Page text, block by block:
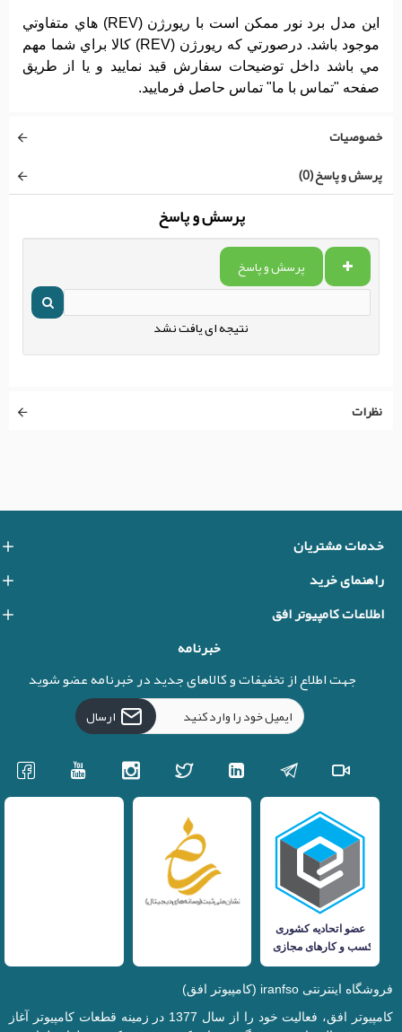
اين مدل برد نور ممکن است با ريورژن (REV) هاي متفاوتي
موجود باشد. درصورتي که ريورژن (REV) کالا براي شما مهم
مي باشد داخل توضيحات سفارش قيد نماييد و يا از طريق
صفحه "تماس با ما" تماس حاصل فرماييد.
خصوصیات
پرسش و پاسخ (0)
پرسش و پاسخ
پرسش و پاسخ
نتیجه ای یافت نشد
نظرات
خدمات مشتریان
راهنمای خرید
اطلاعات کامپیوتر افق
خبرنامه
جهت اطلاع از تخفیفات و کالاهای جدید در خبرنامه عضو شوید
ارسال
فروشگاه اینترنتی iranfso (کامپیوتر افق)
کامپیوتر افق، فعالیت خود را از سال 1377 در زمینه قطعات کامپیوتر آغاز